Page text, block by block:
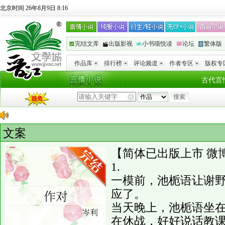
北京时间 26年8月9日 8:16
完结文库 出版影视 小书喵悦读 论坛 繁体版
作品库 排行榜 评论频道 作者专区 版权专
古代言
文案
【简体已出版上市 微
1.
一模前，池栀语让谢
应了。
当天晚上，池栀语坐
在休战，好好说话教